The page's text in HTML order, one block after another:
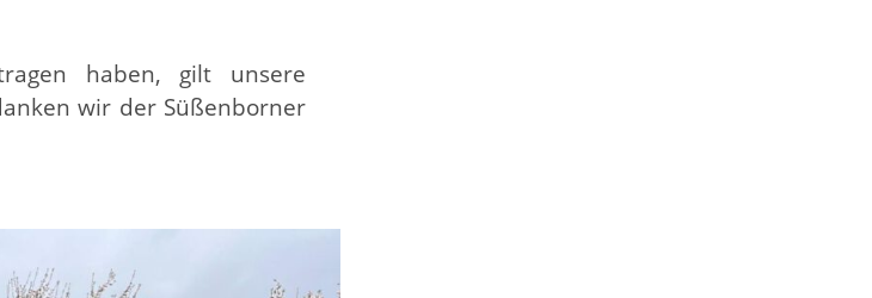
haben, gilt unsere
wir der Süßenborner